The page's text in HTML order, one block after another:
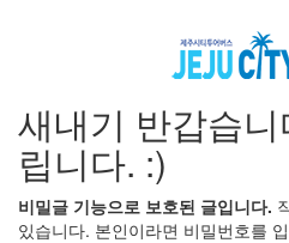
새내기 반갑습
립니다. :)
비밀글 기능으로 보호된 글입니다.
있습니다. 본인이라면 비밀번호를